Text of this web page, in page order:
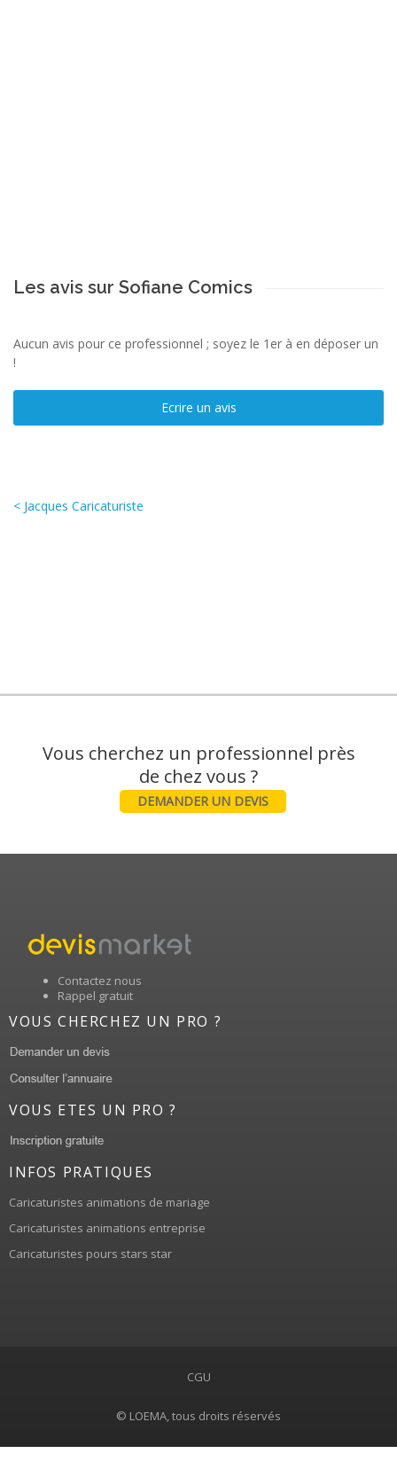
Les avis sur Sofiane Comics
Aucun avis pour ce professionnel ; soyez le 1er à en déposer un
!
Ecrire un avis
< Jacques Caricaturiste
Vous cherchez un professionnel près
DEMANDER UN DEVIS
Contactez nous
Rappel gratuit
VOUS CHERCHEZ UN PRO ?
VOUS ETES UN PRO ?
INFOS PRATIQUES
Caricaturistes animations de mariage
Caricaturistes animations entreprise
Caricaturistes pours stars star
CGU
© LOEMA, tous droits réservés